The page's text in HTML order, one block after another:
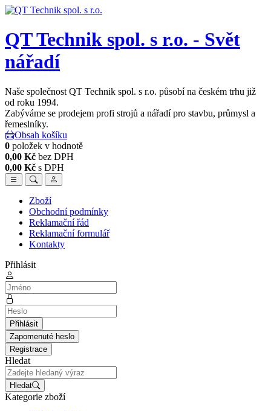
QT Technik spol. s r.o. - Svět
nářadí
Naše společnost QT Technik spol. s r.o. působí na českém trhu již
od roku 1994.
Zabýváme se prodejem profi strojů a nářadí pro stavbu, průmysl a
řemeslníky.
Obsah košíku
0 položek v hodnotě
0,00 Kč bez DPH
0,00 Kč s DPH
Zboží
Obchodní podmínky
Reklamační řád
Reklamační formulář
Kontakty
Přihlásit
Přihlásit
Zapomenuté heslo
Registrace
Hledat
Hledat
Kategorie zboží